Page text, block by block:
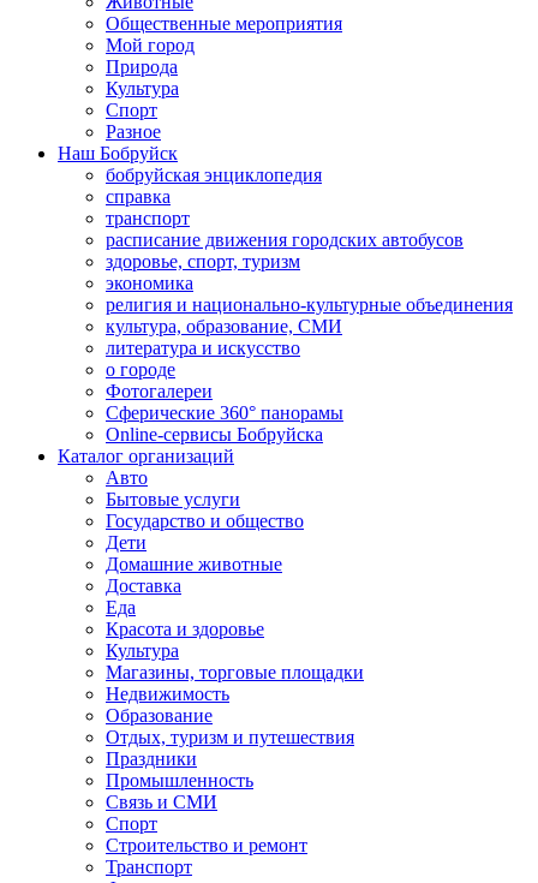
Общественные мероприятия
Мой город
Природа
Культура
Спорт
Разное
Наш Бобруйск
бобруйская энциклопедия
справка
транспорт
расписание движения городских автобусов
здоровье, спорт, туризм
экономика
религия и национально-культурные объединения
культура, образование, СМИ
литература и искусство
о городе
Фотогалереи
Сферические 360° панорамы
Online-сервисы Бобруйска
Каталог организаций
Авто
Бытовые услуги
Государство и общество
Дети
Домашние животные
Доставка
Еда
Красота и здоровье
Культура
Магазины, торговые площадки
Недвижимость
Образование
Отдых, туризм и путешествия
Праздники
Промышленность
Связь и СМИ
Спорт
Строительство и ремонт
Транспорт